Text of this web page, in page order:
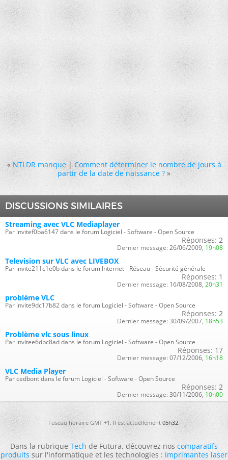
« NTLDR manque|Comment déterminer le nombre de jours à
partir de la date de naissance ? »
DISCUSSIONS SIMILAIRES
Streaming avec VLC Mediaplayer
Par invitef0ba6147 dans le forum Logiciel - Software - Open Source
Réponses: 2
Dernier message: 26/06/2009, 19h08
Television sur VLC avec LIVEBOX
Par invite211c1e0b dans le forum Internet - Réseau - Sécurité générale
Réponses: 1
Dernier message: 16/08/2008, 20h31
problème VLC
Par invite9dc17b82 dans le forum Logiciel - Software - Open Source
Réponses: 2
Dernier message: 30/09/2007, 18h53
Problème vlc sous linux
Par invitee6dbc8ad dans le forum Logiciel - Software - Open Source
Réponses: 17
Dernier message: 07/12/2006, 16h18
VLC Media Player
Par cedbont dans le forum Logiciel - Software - Open Source
Réponses: 2
Dernier message: 30/11/2006, 10h00
Fuseau horaire GMT +1. Il est actuellement05h32.
Dans la rubriqueTechde Futura, découvrez noscomparatifs
produitssur l'informatique et les technologies :imprimantes laser